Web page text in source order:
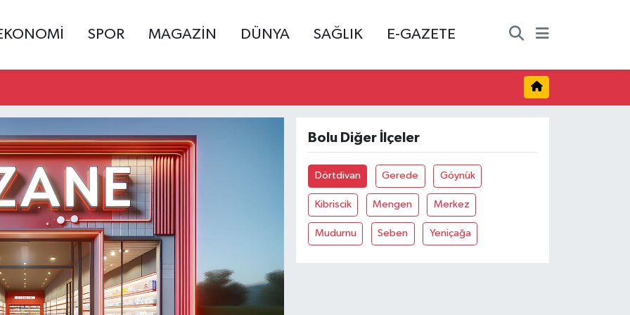
SPOR MAGAZİN DÜNYA SAĞLIK E-GAZETE
Bolu Diğer İlçeler
Dörtdivan Gerede Göynük
Kibriscik Mengen Merkez
Mudurnu Seben Yeniçağa